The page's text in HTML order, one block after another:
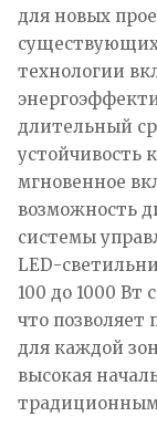
для новых
технологии
длительный
устойчивость
мгновенное
возможность
системы
LED-
100 до 1000
что
для каждой
высокая